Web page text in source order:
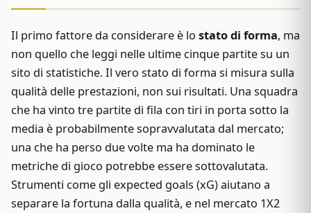
Il primo fattore da considerare è lo stato di forma, ma
non quello che leggi nelle ultime cinque partite su un
sito di statistiche. Il vero stato di forma si misura sulla
qualità delle prestazioni, non sui risultati. Una squadra
che ha vinto tre partite di fila con tiri in porta sotto la
media è probabilmente sopravvalutata dal mercato;
una che ha perso due volte ma ha dominato le
metriche di gioco potrebbe essere sottovalutata.
Strumenti come gli expected goals (xG) aiutano a
separare la fortuna dalla qualità, e nel mercato 1X2